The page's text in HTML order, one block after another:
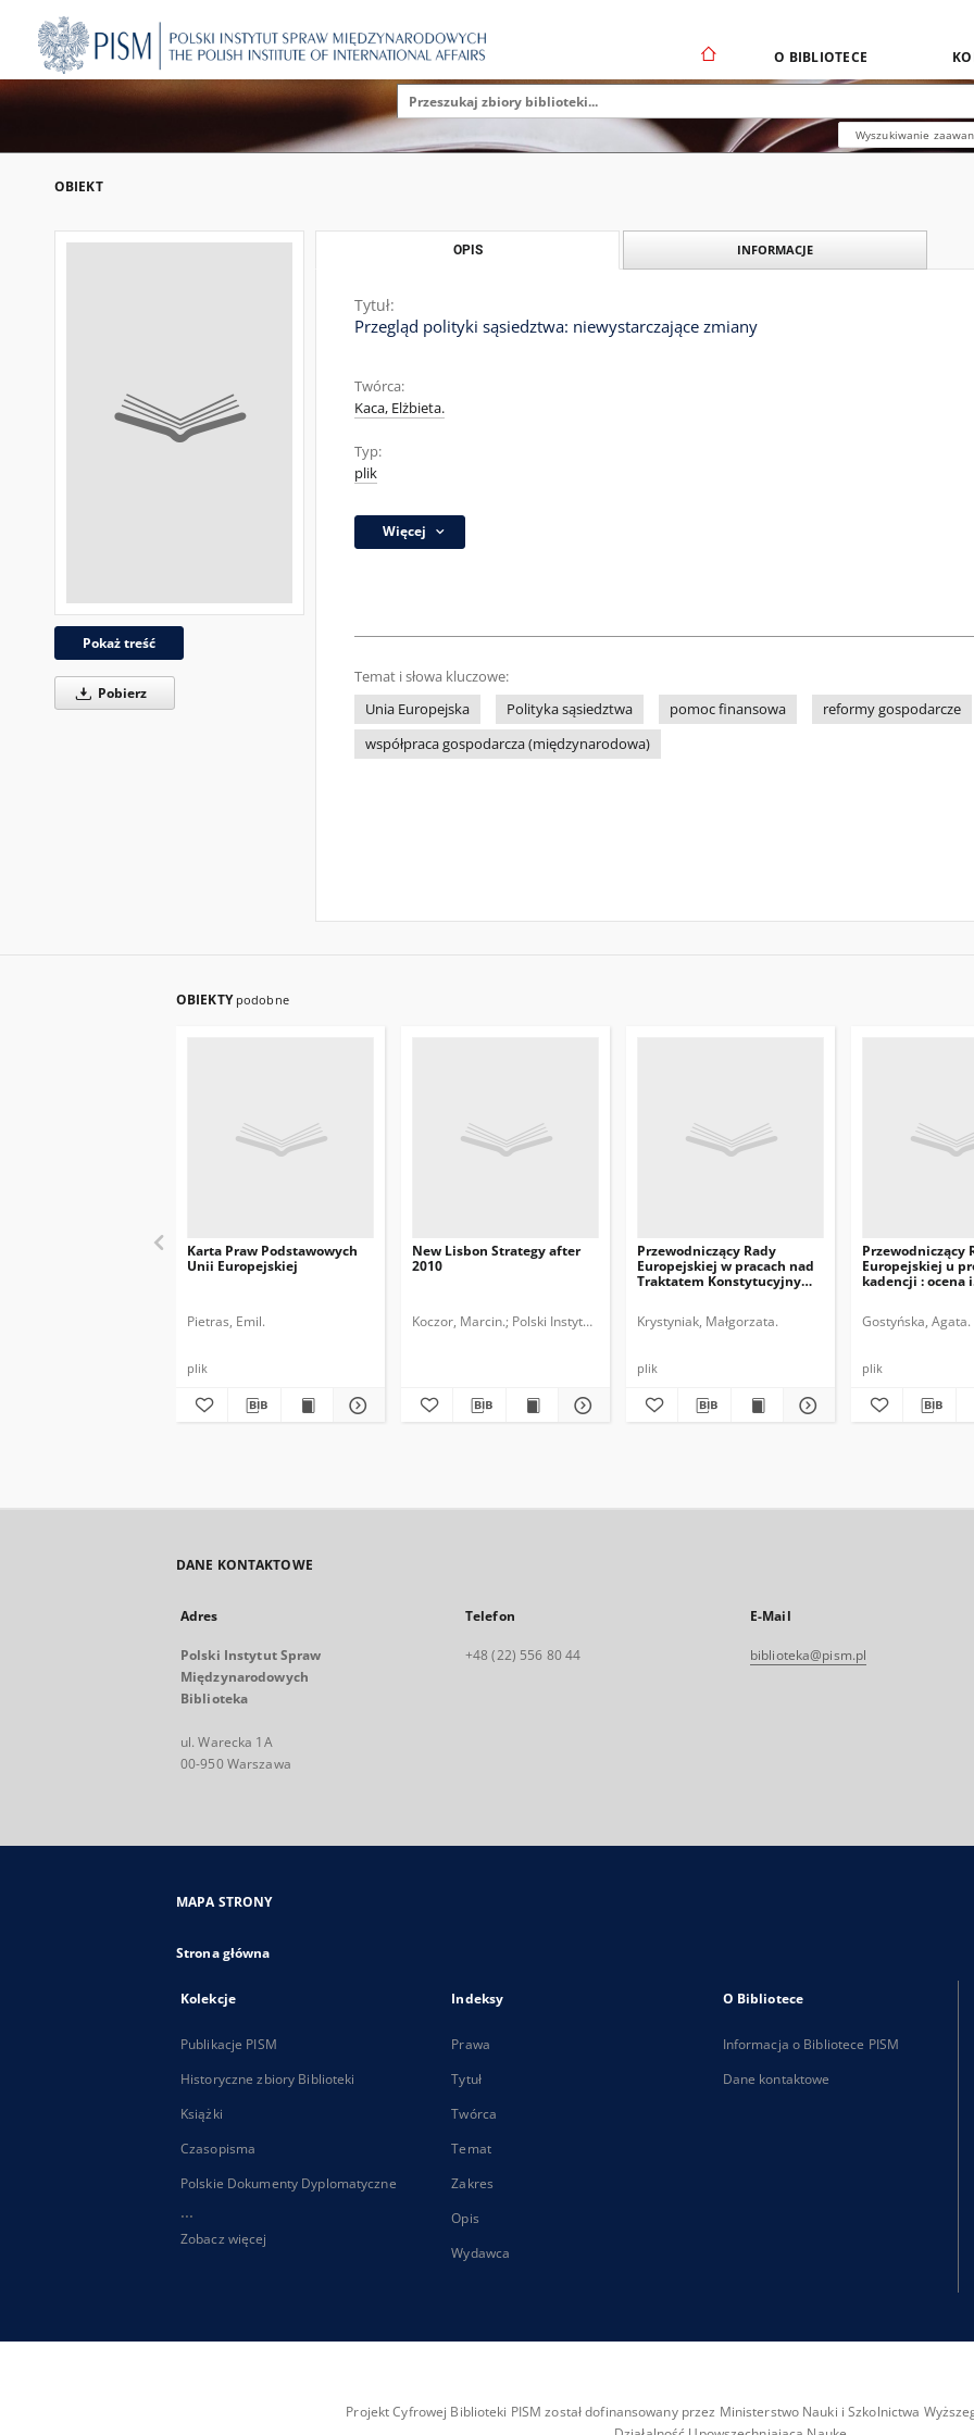
O BIBLIOTECE
Wyszukiwanie
OBIEKT
Pokaż treść
Pobierz
OPIS INFORMACJE
Tytuł:
Przegląd polityki sąsiedztwa: niewystarczające zmiany
Twórca:
Kaca, Elżbieta.
Typ:
plik
Więcej
Temat i słowa kluczowe:
Unia Europejska
Polityka sąsiedztwa pomoc finansowa
reformy gospodarcze
współpraca gospodarcza (międzynarodowa)
OBIEKTY podobne
Karta Praw Podstawowych
Unii Europejskiej
Pietras, Emil.
plik
New Lisbon Strategy after
2010
Koczor, Marcin. Polski Instytut Spraw Międzynarodowych.
Przewodniczący Rady
Europejskiej w pracach nad
Traktatem Konstytucyjnym
Krystyniak, Małgorzata.
plik
Przewodniczący
Europejskiej u
kadencji : ocena i
Gostyńska, Agata.
plik
DANE KONTAKTOWE
Adres
Polski Instytut Spraw
Międzynarodowych
Biblioteka
ul. Warecka 1A
00-950 Warszawa
Telefon
+48 (22) 556 80 44
E-Mail
biblioteka@pism.pl
MAPA STRONY
Strona główna
Kolekcje
Publikacje PISM
Historyczne zbiory Biblioteki
Książki
Czasopisma
Polskie Dokumenty Dyplomatyczne
...
Zobacz więcej
Indeksy
Prawa
Tytuł
Twórca
Temat
Zakres
Opis
Wydawca
O Bibliotece
Informacja o Bibliotece PISM
Dane kontaktowe
Projekt Cyfrowej Biblioteki PISM został dofinansowany przez Ministerstwo Nauki i Szkolnictwa